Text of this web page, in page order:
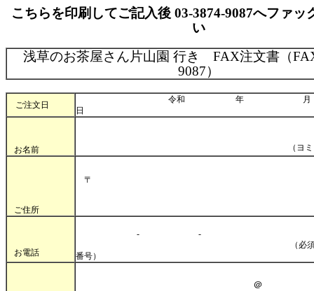
こちらを印刷してご記入後 03-3874-9087へファッ
い
浅草のお茶屋さん片山園 行き FAX注文書（
9087）
ご注文日
令和 年
日
お名前 （ヨミガナ
ご住所
〒
お電話
- -
（必須：日中連絡
番号）
＠